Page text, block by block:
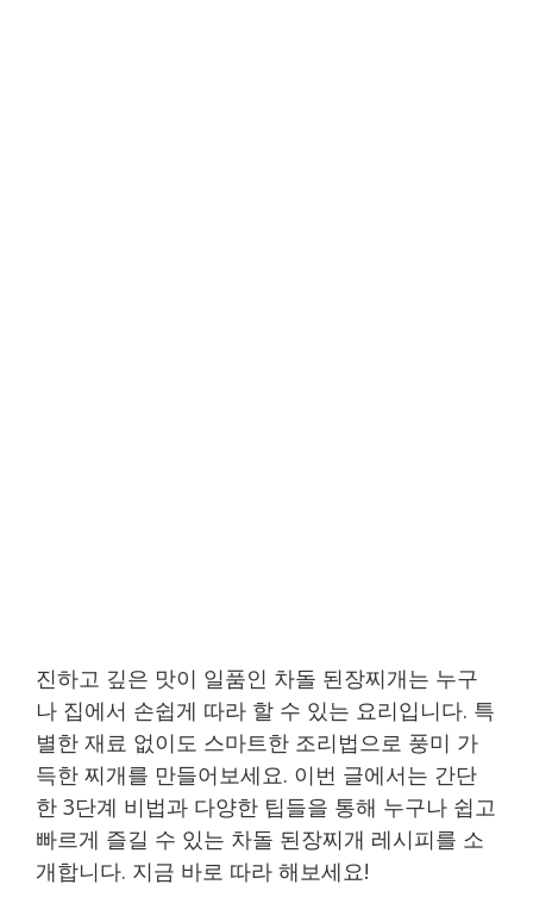
진하고 깊은 맛이 일품인 차돌 된장찌개는 누구
나 집에서 손쉽게 따라 할 수 있는 요리입니다. 특
별한 재료 없이도 스마트한 조리법으로 풍미 가
득한 찌개를 만들어보세요. 이번 글에서는 간단
한 3단계 비법과 다양한 팁들을 통해 누구나 쉽고
빠르게 즐길 수 있는 차돌 된장찌개 레시피를 소
개합니다. 지금 바로 따라 해보세요!